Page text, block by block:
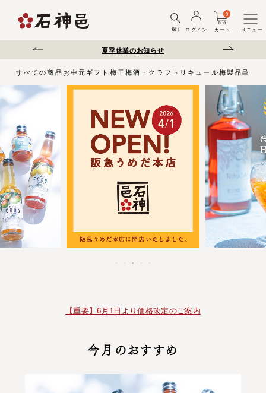
探す ログイン カート
0
メニュー
延について 夏季休業のお知らせ 弊社を装った偽
すべての商品 お中元 ギフト 梅干梅酒・クラフトリキュール梅製品邑じ
【重要】6月1日より価格改定のご案内
今月のおすすめ